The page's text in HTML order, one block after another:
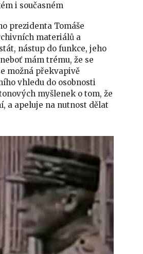
i současném
prezidenta Tomáše
materiálů a
nástup do funkce, jeho
mám trému, že se
možná překvapivě
vhledu do osobnosti
myšlenek o tom, že
a apeluje na nutnost dělat